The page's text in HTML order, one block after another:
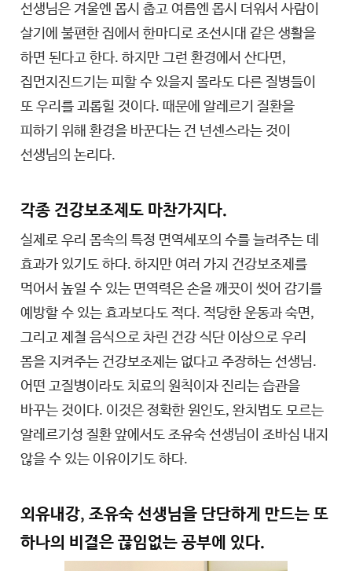
선생님은 겨울엔 몹시 춥고 여름엔 몹시 더워서 사람이
살기에 불편한 집에서 한마디로 조선시대 같은 생활을
하면 된다고 한다. 하지만 그런 환경에서 산다면,
집먼지진드기는 피할 수 있을지 몰라도 다른 질병들이
또 우리를 괴롭힐 것이다. 때문에 알레르기 질환을
피하기 위해 환경을 바꾼다는 건 넌센스라는 것이
선생님의 논리다.
각종 건강보조제도 마찬가지다.
실제로 우리 몸속의 특정 면역세포의 수를 늘려주는 데
효과가 있기도 하다. 하지만 여러 가지 건강보조제를
먹어서 높일 수 있는 면역력은 손을 깨끗이 씻어 감기를
예방할 수 있는 효과보다도 적다. 적당한 운동과 숙면,
그리고 제철 음식으로 차린 건강 식단 이상으로 우리
몸을 지켜주는 건강보조제는 없다고 주장하는 선생님.
어떤 고질병이라도 치료의 원칙이자 진리는 습관을
바꾸는 것이다. 이것은 정확한 원인도, 완치법도 모르는
알레르기성 질환 앞에서도 조유숙 선생님이 조바심 내지
않을 수 있는 이유이기도 하다.
외유내강, 조유숙 선생님을 단단하게 만드는 또
하나의 비결은 끊임없는 공부에 있다.